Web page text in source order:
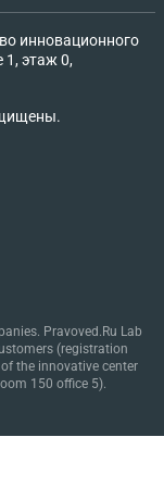
наличии
не потерять
инновационного
1, этаж 0,
Pravoved.Ru Lab
(registration
the innovative center
150 office 5).